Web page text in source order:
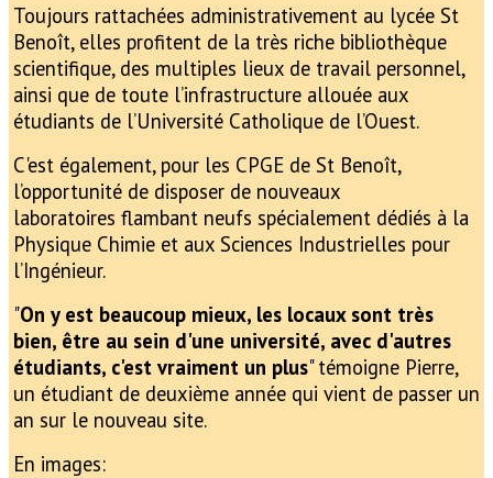
Toujours rattachées administrativement au lycée St
Benoît, elles profitent de la très riche bibliothèque
scientifique, des multiples lieux de travail personnel,
ainsi que de toute l’infrastructure allouée aux
étudiants de l’Université Catholique de l’Ouest.
C'est également, pour les CPGE de St Benoît,
l’opportunité de disposer de nouveaux
laboratoires flambant neufs spécialement dédiés à la
Physique Chimie et aux Sciences Industrielles pour
l’Ingénieur.
"On y est beaucoup mieux, les locaux sont très
bien, être au sein d'une université, avec d'autres
étudiants, c'est vraiment un plus" témoigne Pierre,
un étudiant de deuxième année qui vient de passer un
an sur le nouveau site.
En images: